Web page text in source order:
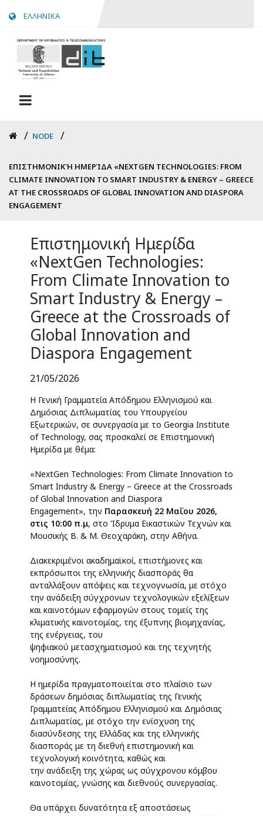
content
ΕΛΛΗΝΙΚΑ
Breadcrumb
NODE
ΕΠΙΣΤΗΜΟΝΙΚΉ ΗΜΕΡΊΔΑ «NEXTGEN TECHNOLOGIES: FROM
CLIMATE INNOVATION TO SMART INDUSTRY & ENERGY – GREECE
AT THE CROSSROADS OF GLOBAL INNOVATION AND DIASPORA
ENGAGEMENT
Επιστημονική Ημερίδα
«NextGen Technologies:
From Climate Innovation to
Smart Industry & Energy –
Greece at the Crossroads of
Global Innovation and
Diaspora Engagement
21/05/2026
Η Γενική Γραμματεία Απόδημου Ελληνισμού και
Δημόσιας Διπλωματίας του Υπουργείου
Εξωτερικών, σε συνεργασία με το Georgia Institute
of Technology, σας προσκαλεί σε Επιστημονική
Ημερίδα με θέμα:
«NextGen Technologies: From Climate Innovation to
Smart Industry & Energy – Greece at the Crossroads
of Global Innovation and Diaspora
Engagement», την Παρασκευή 22 Μαΐου 2026,
στις 10:00 π.μ, στο Ίδρυμα Εικαστικών Τεχνών και
Μουσικής Β. & Μ. Θεοχαράκη, στην Αθήνα.
Διακεκριμένοι ακαδημαϊκοί, επιστήμονες και
εκπρόσωποι της ελληνικής διασποράς θα
ανταλλάξουν απόψεις και τεχνογνωσία, με στόχο
την ανάδειξη σύγχρονων τεχνολογικών εξελίξεων
και καινοτόμων εφαρμογών στους τομείς της
κλιματικής καινοτομίας, της έξυπνης βιομηχανίας,
της ενέργειας, του
ψηφιακού μετασχηματισμού και της τεχνητής
νοημοσύνης.
Η ημερίδα πραγματοποιείται στο πλαίσιο των
δράσεων δημόσιας διπλωματίας της Γενικής
Γραμματείας Απόδημου Ελληνισμού και Δημόσιας
Διπλωματίας, με στόχο την ενίσχυση της
διασύνδεσης της Ελλάδας και της ελληνικής
διασποράς με τη διεθνή επιστημονική και
τεχνολογική κοινότητα, καθώς και
την ανάδειξη της χώρας ως σύγχρονου κόμβου
καινοτομίας, γνώσης και διεθνούς συνεργασίας.
Θα υπάρχει δυνατότητα εξ αποστάσεως